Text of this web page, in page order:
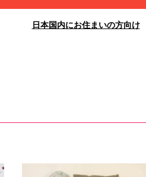
日本国内にお住まいの方向け